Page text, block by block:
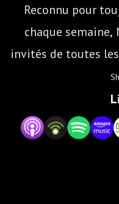
Reconnu pour
chaque
invités de toutes
satisfaire sa
monde dans lequel
enjeu de société,